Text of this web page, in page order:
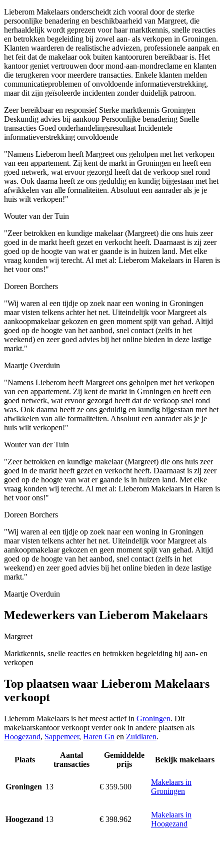
Lieberom Makelaars onderscheidt zich vooral door de sterke
persoonlijke benadering en beschikbaarheid van Margreet, die
herhaaldelijk wordt geprezen voor haar marktkennis, snelle reacties
en betrokken begeleiding bij zowel aan- als verkopen in Groningen.
Klanten waarderen de realistische adviezen, professionele aanpak en
het feit dat de makelaar ook buiten kantooruren bereikbaar is. Het
kantoor geniet vertrouwen door mond-aan-mondreclame en klanten
die terugkeren voor meerdere transacties. Enkele klanten melden
communicatieproblemen of onvoldoende informatieverstrekking,
maar dit zijn geïsoleerde incidenten zonder duidelijk patroon.
Zeer bereikbaar en responsiefSterke marktkennis Groningen
Deskundig advies bij aankoop Persoonlijke benadering Snelle
transacties Goed onderhandelingsresultaatIncidentele
informatieverstrekking onvoldoende
"Namens Lieberom heeft Margreet ons geholpen met het verkopen
van een appartement. Zij kent de markt in Groningen en heeft een
goed netwerk, wat ervoor gezorgd heeft dat de verkoop snel rond
was. Ook daarna heeft ze ons geduldig en kundig bijgestaan met het
afwikkelen van alle formaliteiten. Absoluut een aanrader als je je
huis wilt verkopen!"
Wouter van der Tuin
"Zeer betrokken en kundige makelaar (Margreet) die ons huis zeer
goed in de markt heeft gezet en verkocht heeft. Daarnaast is zij zeer
goed op de hoogte van wat er gaande is in huizen land. Met elke
vraag konden wij terecht. Al met al: Lieberom Makelaars in Haren is
het voor ons!"
Doreen Borchers
"Wij waren al een tijdje op zoek naar een woning in Groningen
maar visten telkens achter het net. Uiteindelijk voor Margreet als
aankoopmakelaar gekozen en geen moment spijt van gehad. Altijd
goed op de hoogte van het aanbod, snel contact (zelfs in het
weekend) en zeer goed advies bij het online bieden in deze lastige
markt."
Maartje Overduin
"Namens Lieberom heeft Margreet ons geholpen met het verkopen
van een appartement. Zij kent de markt in Groningen en heeft een
goed netwerk, wat ervoor gezorgd heeft dat de verkoop snel rond
was. Ook daarna heeft ze ons geduldig en kundig bijgestaan met het
afwikkelen van alle formaliteiten. Absoluut een aanrader als je je
huis wilt verkopen!"
Wouter van der Tuin
"Zeer betrokken en kundige makelaar (Margreet) die ons huis zeer
goed in de markt heeft gezet en verkocht heeft. Daarnaast is zij zeer
goed op de hoogte van wat er gaande is in huizen land. Met elke
vraag konden wij terecht. Al met al: Lieberom Makelaars in Haren is
het voor ons!"
Doreen Borchers
"Wij waren al een tijdje op zoek naar een woning in Groningen
maar visten telkens achter het net. Uiteindelijk voor Margreet als
aankoopmakelaar gekozen en geen moment spijt van gehad. Altijd
goed op de hoogte van het aanbod, snel contact (zelfs in het
weekend) en zeer goed advies bij het online bieden in deze lastige
markt."
Maartje Overduin
Medewerkers van Lieberom Makelaars
Margreet
Marktkennis, snelle reacties en betrokken begeleiding bij aan- en
verkopen
Top plaatsen waar Lieberom Makelaars
verkoopt
Lieberom Makelaars is het meest actief in Groningen. Dit
makelaarskantoor verkoopt verder ook in andere plaatsen als
Hoogezand, Sappemeer, Haren Gn en Zuidlaren.
Plaats
Aantal
transacties
Gemiddelde
prijs
Bekijk makelaars
Groningen 13 € 359.500
Makelaars in
Groningen
Hoogezand 13 € 398.962
Makelaars in
Hoogezand